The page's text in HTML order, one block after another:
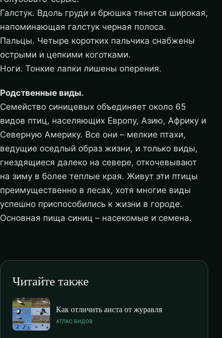
Галстук. Вдоль груди и брюшка тянется широкая,
напоминающая галстук черная полоса.
Пальцы. Четыре коротких пальчика снабжены
острыми и цепкими коготками.
Ноги. Тонкие лапки лишены оперения.
Родственные виды.
Семейство синицевых объединяет около 65
видов птиц, населяющих Европу, Азию, Африку и
Северную Америку. Все они – мелкие птахи,
ведущие оседлый образ жизни, и только виды,
гнездящиеся далеко на севере, откочевывают
на зиму в более теплые края. Живут эти птицы
преимущественно в лесах, хотя многие виды
успешно приспособились к жизни в городе.
Основная пища синиц – насекомые и семена.
Читайте также
Как отличить аиста от журавля
АТЛАС ВИДОВ